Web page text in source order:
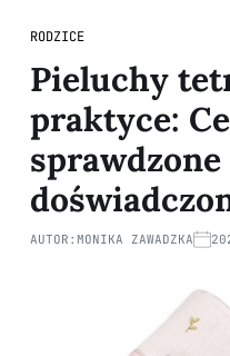
RODZICE
Pieluchy
praktyce:
AUTOR: MONIKA ZAWADZKA